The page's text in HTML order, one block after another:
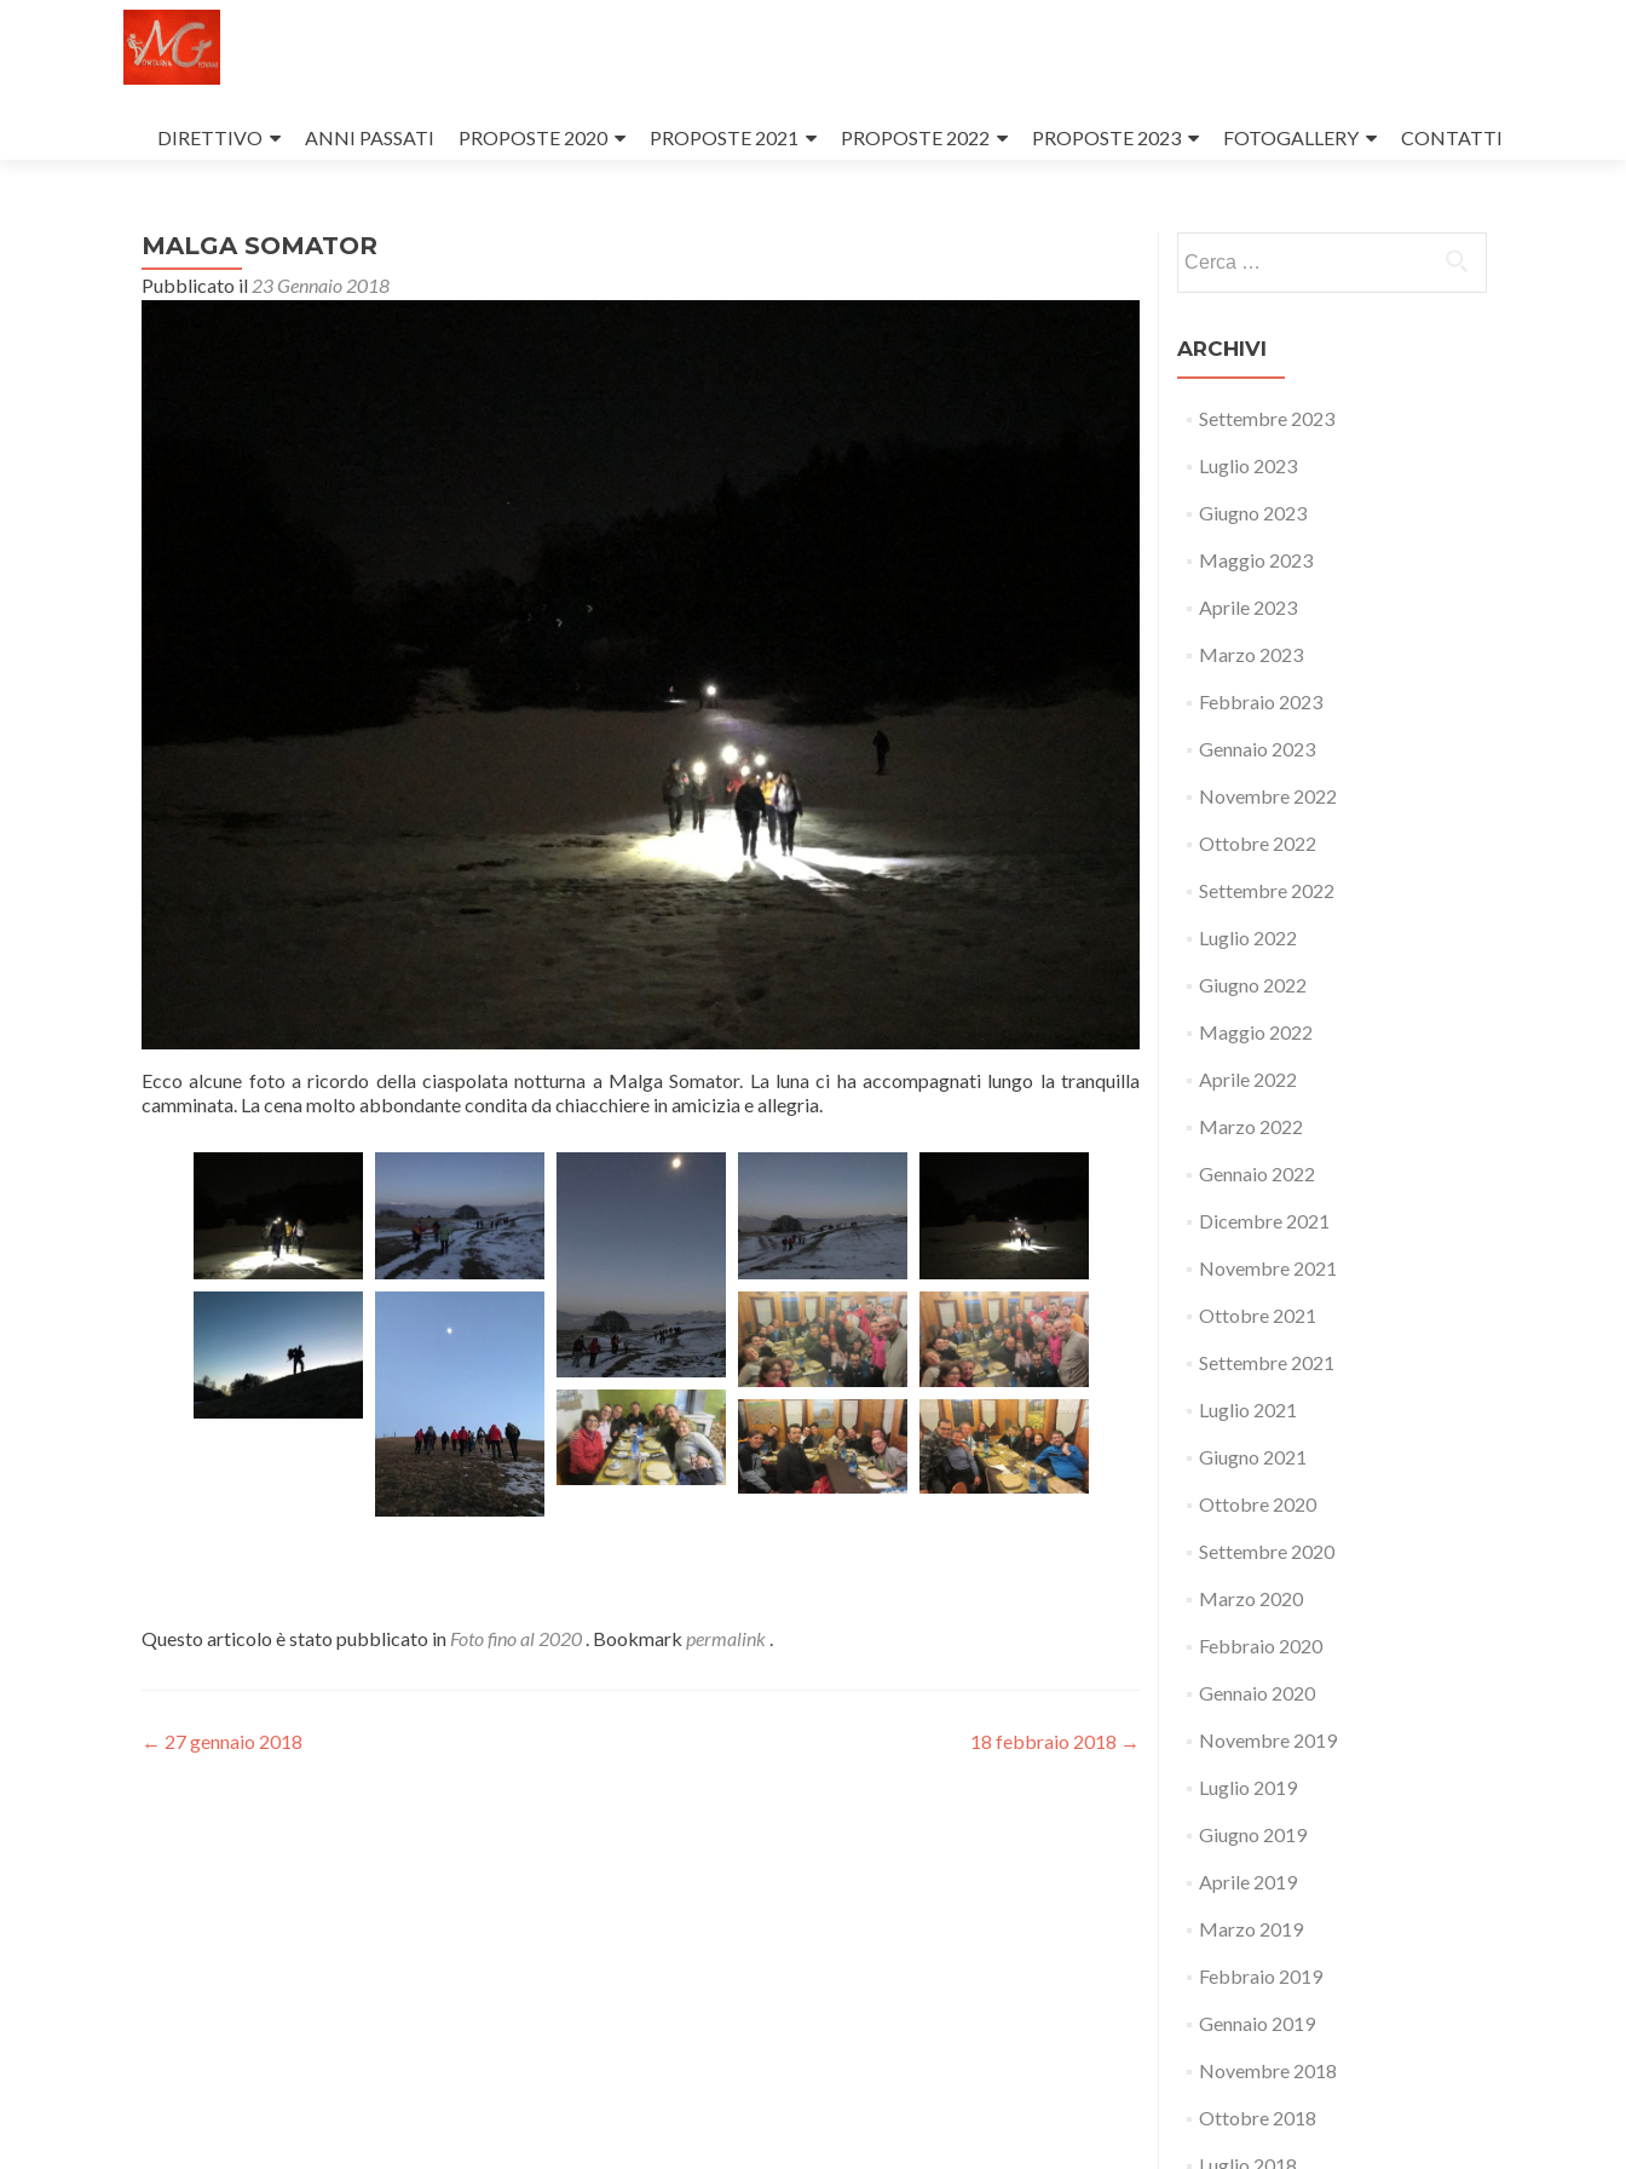
il
DIRETTIVO ANNI PASSATI PROPOSTE 2020 PROPOSTE 2021 PROPOSTE 2022 PROPOSTE 2023 FOTOGALLERY CONTATTI
MALGA SOMATOR
Pubblicato il 23 Gennaio 2018
Ecco alcune foto a ricordo della ciaspolata notturna a Malga Somator. La luna ci ha accompagnati lungo la tranquilla
camminata. La cena molto abbondante condita da chiacchiere in amicizia e allegria.
Questo articolo è stato pubblicato in Foto fino al 2020 . Bookmark permalink .
Navigazione
← 27 gennaio 2018 18 febbraio 2018 →
per:
ARCHIVI
Settembre 2023
Luglio 2023
Giugno 2023
Maggio 2023
Aprile 2023
Marzo 2023
Febbraio 2023
Gennaio 2023
Novembre 2022
Ottobre 2022
Settembre 2022
Luglio 2022
Giugno 2022
Maggio 2022
Aprile 2022
Marzo 2022
Gennaio 2022
Dicembre 2021
Novembre 2021
Ottobre 2021
Settembre 2021
Luglio 2021
Giugno 2021
Ottobre 2020
Settembre 2020
Marzo 2020
Febbraio 2020
Gennaio 2020
Novembre 2019
Luglio 2019
Giugno 2019
Aprile 2019
Marzo 2019
Febbraio 2019
Gennaio 2019
Novembre 2018
Ottobre 2018